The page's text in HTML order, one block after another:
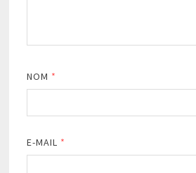
NOM *
E-MAIL *